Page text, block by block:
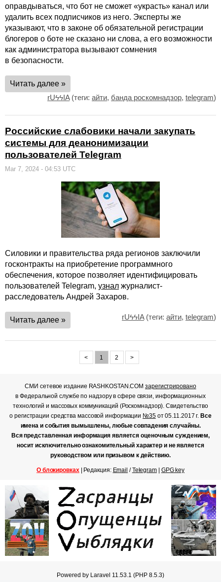
оправдываться, что бот не сможет «украсть» канал или
удалить всех подписчиков из него. Эксперты же
указывают, что в законе об обязательной регистрации
блогеров о боте не сказано ни слова, а его возможности
как администратора вызывают сомнения
в безопасности.
Читать далее »
rUϟϟIA(теги: айти, банда роскомнадзор, telegram)
Российские слабовики начали закупать
системы для деанонимизации
пользователей Telegram
Mar 7, 2024 - 04:53 UTC
Силовики и правительства ряда регионов заключили
госконтракты на приобретение программного
обеспечения, которое позволяет идентифицировать
пользователей Telegram, узнал журналист-
расследователь Андрей Захаров.
Читать далее » rUϟϟIA(теги: айти, telegram)
< 1 2 >
СМИ сетевое издание RASHKOSTAN.COMзарегистрировано
в Федеральной службе по надзору в сфере связи, информационных
технологий и массовых коммуникаций (Роскомнадзор). Свидетельство
о регистрации средства массовой информации №35от 05.11.2017 г. Все
имена и события вымышлены, любые совпадения случайны.
Вся представленная информация является оценочным суждением,
носит исключительно ознакомительный характер и не является
руководством или призывом к действию.
О блокировках| Редакция: Email /Telegram| GPG key
Powered by Laravel 11.53.1 (PHP 8.5.3)